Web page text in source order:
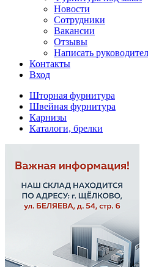
Новости
Сотрудники
Вакансии
Отзывы
Написать
Контакты
Вход
Шторная фурнитура
Швейная фурнитура
Карнизы
Каталоги, брелки